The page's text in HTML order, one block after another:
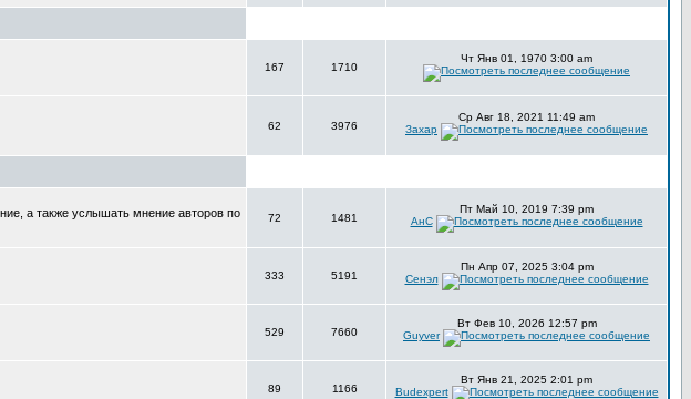
167 1710
Чт Янв 01, 1970 3:00 am
62 3976
Ср Авг 18, 2021 11:49 am
Захар
а также услышать мнение авторов по
72 1481
Пт Май 10, 2019 7:39 pm
АнС
333 5191
Пн Апр 07, 2025 3:04 pm
Сенэл
529 7660
Вт Фев 10, 2026 12:57 pm
Guyver
89 1166
Вт Янв 21, 2025 2:01 pm
Budexpert